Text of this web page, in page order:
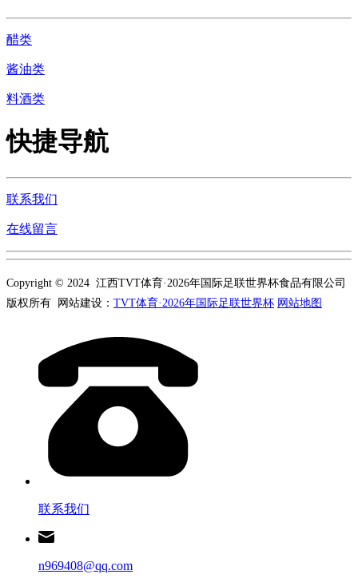
醋类
酱油类
料酒类
快捷导航
联系我们
在线留言
Copyright © 2024 江西TVT体育·2026年国际足联世界杯食品有限公司
版权所有 网站建设： TVT体育·2026年国际足联世界杯 网站地图
联系我们
n969408@qq.com